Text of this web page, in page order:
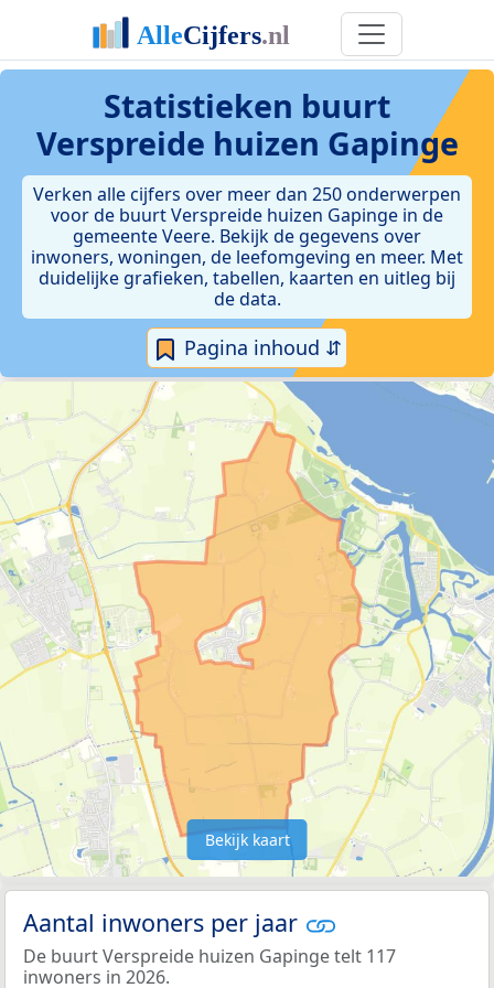
Statistieken buurt
Verspreide huizen Gapinge
Verken alle cijfers over meer dan 250 onderwerpen
voor de buurt Verspreide huizen Gapinge in de
gemeente Veere. Bekijk de gegevens over
inwoners, woningen, de leefomgeving en meer. Met
duidelijke grafieken, tabellen, kaarten en uitleg bij
de data.
Pagina inhoud ⇵
Bekijk kaart
Aantal inwoners per jaar
De buurt Verspreide huizen Gapinge telt 117
inwoners in 2026.